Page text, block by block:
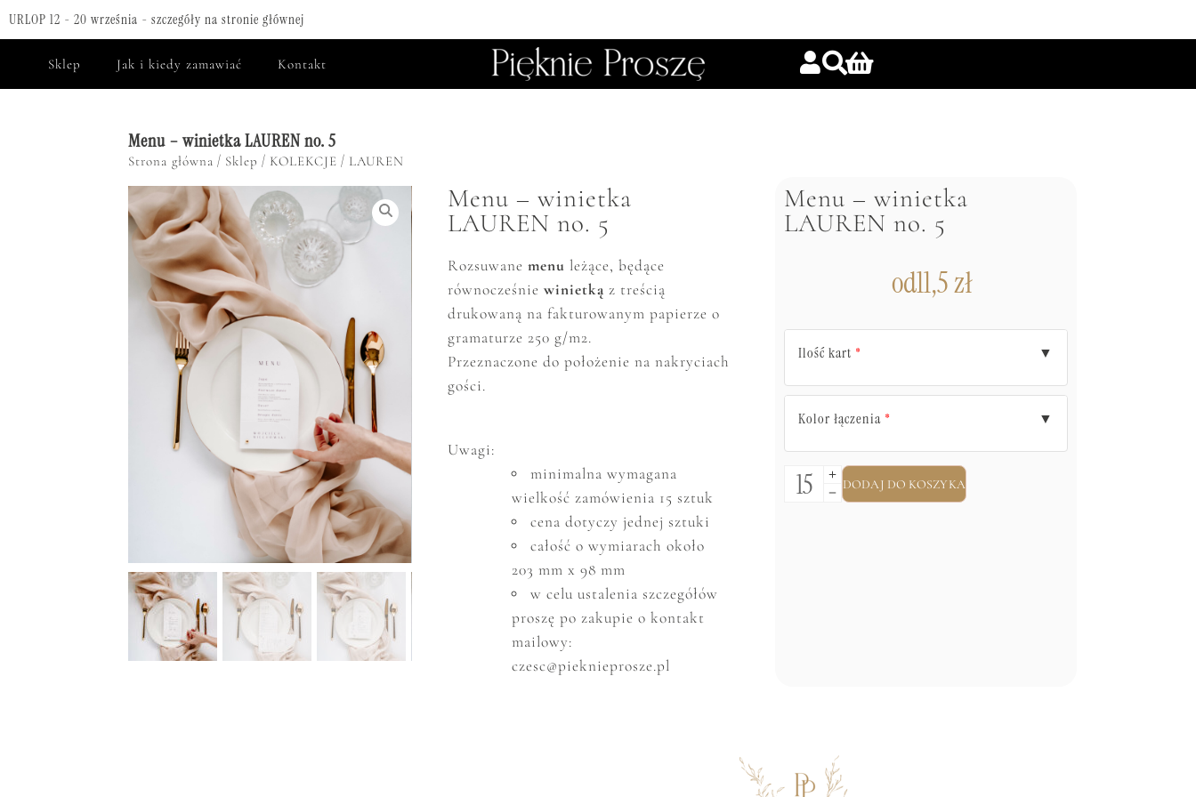
URLOP 12 - 20 września - szczegóły na stronie głównej
Sklep Jak i kiedy zamawiać Kontakt
Menu – winietka LAUREN no. 5
Strona główna / Sklep / KOLEKCJE / LAUREN
Menu – winietka
LAUREN no. 5
Rozsuwane menu leżące, będące
równocześnie winietką z treścią
drukowaną na fakturowanym papierze o
gramaturze 250 g/m2.
Przeznaczone do położenie na nakryciach
gości.
Uwagi:
minimalna wymagana
wielkość zamówienia 15 sztuk
cena dotyczy jednej sztuki
całość o wymiarach około
203 mm x 98 mm
w celu ustalenia szczegółów
proszę po zakupie o kontakt
mailowy:
czesc@pieknieprosze.pl
Menu – winietka
LAUREN no. 5
od11,5zł
Ilość kart * ▼
Kolor łączenia * ▼
DODAJ DO KOSZYKA